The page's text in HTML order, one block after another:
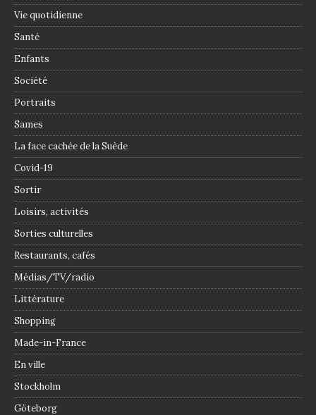
Vie quotidienne
Santé
Enfants
Société
Portraits
Sames
La face cachée de la Suède
Covid-19
Sortir
Loisirs, activités
Sorties culturelles
Restaurants, cafés
Médias/TV/radio
Littérature
Shopping
Made-in-France
En ville
Stockholm
Göteborg